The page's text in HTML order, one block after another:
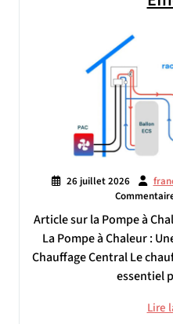
26 juillet 2026
Article sur la Pompe à
La Pompe à Chaleur :
Chauffage Central Le
essentiel
Lire